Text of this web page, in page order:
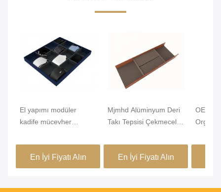
El yapımı modüler
kadife mücevher
dolap çekmece ekle
En İyi Fiyatı Alın
Mjmhd Alüminyum Deri
Takı Tepsisi Çekmeceler
Tepsileri El Yapımı
En İyi Fiyatı Alın
OEM